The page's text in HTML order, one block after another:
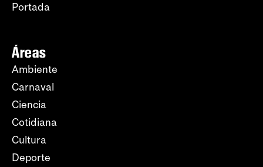
Portada
Áreas
Ambiente
Carnaval
Ciencia
Cotidiana
Cultura
Deporte